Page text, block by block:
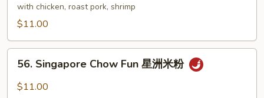
Special
Chow
本
with chicken, roast pork, shrimp
$11.00
Singapore
Chow
56. Singapore Chow Fun 星洲米粉
$11.00